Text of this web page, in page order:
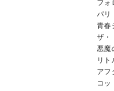
フォ
パリ
青春
ザ・
悪魔
リ
アフ
コッ